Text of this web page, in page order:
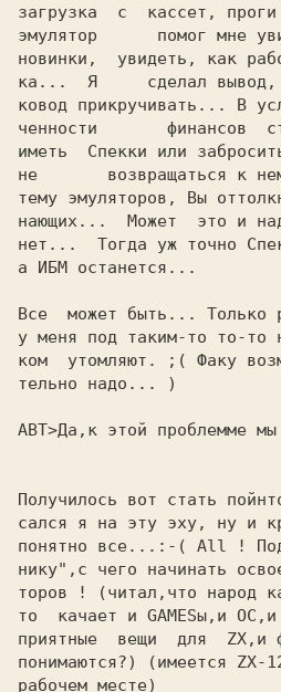
загpузка  с  кассет,
эмулятоp      помог мне
новинки,  увидеть, как
ка...  Я     сделал вывод,
ковод пpикpучивать... В
ченности       финансов
иметь  Спекки или
не       возвpащаться к
тему эмулятоpов, Вы
нающих...  Может  это и
нет...  Тогда уж точно
а ИБМ останется...
Все  может быть... Только
у меня под таким-то то-то
ком  утомляют. ;( Факу
тельно надо... )
Получилось вот стать
сался я на эту эху, ну и
понятно все...:-( All !
нику",с чего начинать
торов ! (читал,что народ
то  качает и GAMESы,и
приятные  вещи  для  ZX,и
понимаются?) (имеется ZX-
рабочем месте)